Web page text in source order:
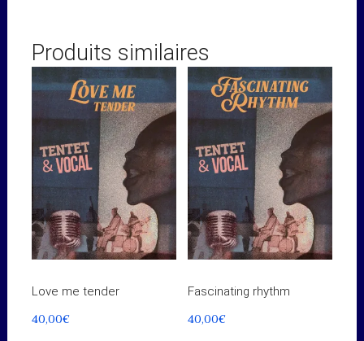
Produits similaires
Love me tender
40,00€
Fascinating rhythm
40,00€